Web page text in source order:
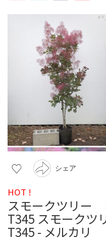
シェア
HOT !
スモークツリー
T345 スモークツ
T345 - メルカリ